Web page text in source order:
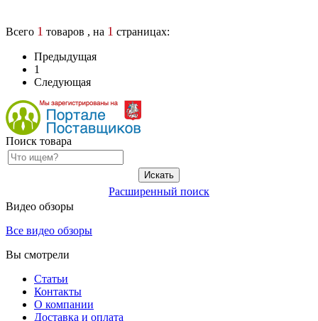
Всего 1 товаров , на 1 страницах:
Предыдущая
1
Следующая
Поиск товара
Расширенный поиск
Видео обзоры
Все видео обзоры
Вы смотрели
Статьи
Контакты
О компании
Доставка и оплата